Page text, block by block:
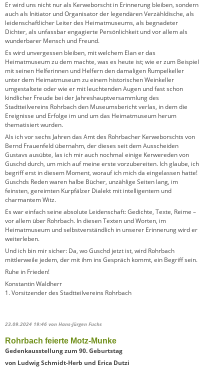
Er wird uns nicht nur als Kerweborscht in Erinnerung bleiben, sondern
auch als Initiator und Organisator der legendären Verzähldische, als
leidenschaftlicher Leiter des Heimatmuseums, als begnadeter
Dichter, als unfassbar engagierte Persönlichkeit und vor allem als
wunderbarer Mensch und Freund.
Es wird unvergessen bleiben, mit welchem Elan er das
Heimatmuseum zu dem machte, was es heute ist; wie er zum Beispiel
mit seinen Helferinnen und Helfern den damaligen Rumpelkeller
unter dem Heimatmuseum zu einem historischen Weinkeller
umgestaltete oder wie er mit leuchtenden Augen und fast schon
kindlicher Freude bei der Jahreshauptversammlung des
Stadtteilvereins Rohrbach den Museumsbericht verlas, in dem die
Ereignisse und Erfolge im und um das Heimatmuseum herum
thematisiert wurden.
Als ich vor sechs Jahren das Amt des Rohrbacher Kerweborschts von
Bernd Frauenfeld übernahm, der dieses seit dem Ausscheiden
Gustavs ausübte, las ich mir auch nochmal einige Kerwereden von
Guschd durch, um mich auf meine erste vorzubereiten. Ich glaube, ich
begriff erst in diesem Moment, worauf ich mich da eingelassen hatte!
Guschds Reden waren halbe Bücher, unzählige Seiten lang, im
feinsten, gereimten Kurpfälzer Dialekt mit intelligentem und
charmantem Witz.
Es war einfach seine absolute Leidenschaft: Gedichte, Texte, Reime –
vor allem über Rohrbach. In diesen Texten und Worten, im
Heimatmuseum und selbstverständlich in unserer Erinnerung wird er
weiterleben.
Und ich bin mir sicher: Da, wo Guschd jetzt ist, wird Rohrbach
mittlerweile jedem, der mit ihm ins Gespräch kommt, ein Begriff sein.
Ruhe in Frieden!
Konstantin Waldherr
1. Vorsitzender des Stadtteilvereins Rohrbach
23.09.2024 19:46 von Hans-Jürgen Fuchs
Rohrbach feierte Motz-Munke
Gedenkausstellung zum 90. Geburtstag
von Ludwig Schmidt-Herb und Erica Dutzi